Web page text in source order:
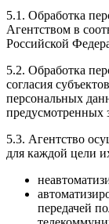
5.1. Обработка
Агентством в
Российской
5.2. Обработка
согласия
персональных
предусмотренных
5.3. Агентство
для каждой цели
передачей